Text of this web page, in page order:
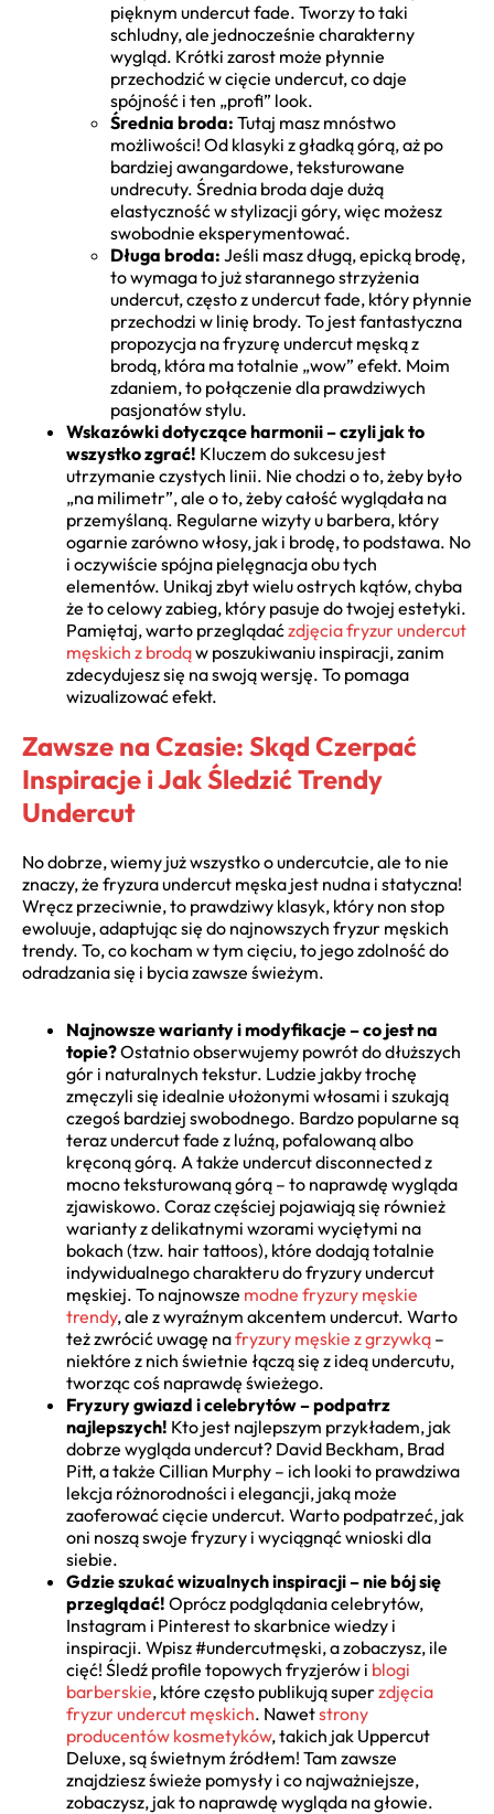
pięknym undercut fade. Tworzy to taki
schludny, ale jednocześnie charakterny
wygląd. Krótki zarost może płynnie
przechodzić w cięcie undercut, co daje
spójność i ten „profi” look.
Średnia broda: Tutaj masz mnóstwo
możliwości! Od klasyki z gładką górą, aż po
bardziej awangardowe, teksturowane
undrecuty. Średnia broda daje dużą
elastyczność w stylizacji góry, więc możesz
swobodnie eksperymentować.
Długa broda: Jeśli masz długą, epicką brodę,
to wymaga to już starannego strzyżenia
undercut, często z undercut fade, który płynnie
przechodzi w linię brody. To jest fantastyczna
propozycja na fryzurę undercut męską z
brodą, która ma totalnie „wow” efekt. Moim
zdaniem, to połączenie dla prawdziwych
pasjonatów stylu.
Wskazówki dotyczące harmonii – czyli jak to
wszystko zgrać! Kluczem do sukcesu jest
utrzymanie czystych linii. Nie chodzi o to, żeby było
„na milimetr”, ale o to, żeby całość wyglądała na
przemyślaną. Regularne wizyty u barbera, który
ogarnie zarówno włosy, jak i brodę, to podstawa. No
i oczywiście spójna pielęgnacja obu tych
elementów. Unikaj zbyt wielu ostrych kątów, chyba
że to celowy zabieg, który pasuje do twojej estetyki.
Pamiętaj, warto przeglądaćzdjęcia fryzur undercut
męskich z brodąw poszukiwaniu inspiracji, zanim
zdecydujesz się na swoją wersję. To pomaga
wizualizować efekt.
Zawsze na Czasie: Skąd Czerpać
Inspiracje i Jak Śledzić Trendy
Undercut
No dobrze, wiemy już wszystko o undercutcie, ale to nie
znaczy, że fryzura undercut męska jest nudna i statyczna!
Wręcz przeciwnie, to prawdziwy klasyk, który non stop
ewoluuje, adaptując się do najnowszych fryzur męskich
trendy. To, co kocham w tym cięciu, to jego zdolność do
odradzania się i bycia zawsze świeżym.
Najnowsze warianty i modyfikacje – co jest na
topie?Ostatnio obserwujemy powrót do dłuższych
gór i naturalnych tekstur. Ludzie jakby trochę
zmęczyli się idealnie ułożonymi włosami i szukają
czegoś bardziej swobodnego. Bardzo popularne są
teraz undercut fade z luźną, pofalowaną albo
kręconą górą. A także undercut disconnected z
mocno teksturowaną górą – to naprawdę wygląda
zjawiskowo. Coraz częściej pojawiają się również
warianty z delikatnymi wzorami wyciętymi na
bokach (tzw. hair tattoos), które dodają totalnie
indywidualnego charakteru do fryzury undercut
męskiej. To najnowsze modne fryzury męskie
trendy, ale z wyraźnym akcentem undercut. Warto
też zwrócić uwagę nafryzury męskie z grzywką –
niektóre z nich świetnie łączą się z ideą undercutu,
tworząc coś naprawdę świeżego.
Fryzury gwiazd i celebrytów – podpatrz
najlepszych! Kto jest najlepszym przykładem, jak
dobrze wygląda undercut? David Beckham, Brad
Pitt, a także Cillian Murphy – ich looki to prawdziwa
lekcja różnorodności i elegancji, jaką może
zaoferować cięcie undercut. Warto podpatrzeć, jak
oni noszą swoje fryzury i wyciągnąć wnioski dla
siebie.
Gdzie szukać wizualnych inspiracji – nie bój się
przeglądać! Oprócz podglądania celebrytów,
Instagram i Pinterest to skarbnice wiedzy i
inspiracji. Wpisz #undercutmęski, a zobaczysz, ile
cięć! Śledź profile topowych fryzjerów i blogi
barberskie, które często publikują superzdjęcia
fryzur undercut męskich. Nawetstrony
producentów kosmetyków, takich jak Uppercut
Deluxe, są świetnym źródłem! Tam zawsze
znajdziesz świeże pomysły i co najważniejsze,
zobaczysz, jak to naprawdę wygląda na głowie.